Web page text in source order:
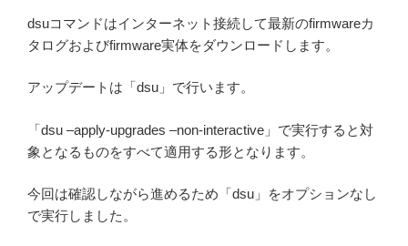
dsuコマンドはインターネット接続して最新のfirmwareカ
タログおよびfirmware実体をダウンロードします。
アップデートは「dsu」で行います。
「dsu –apply-upgrades –non-interactive」で実行すると対
象となるものをすべて適用する形となります。
今回は確認しながら進めるため「dsu」をオプションなし
で実行しました。